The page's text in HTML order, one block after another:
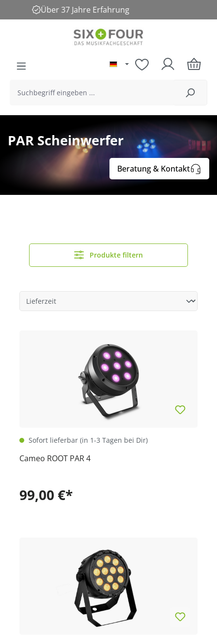
springen 30-Tägiges Widerrufsrecht
PAR Scheinwerfer
Beratung & Kontakt
Produkte filtern
Sofort lieferbar (in 1-3 Tagen bei Dir)
Cameo ROOT PAR 4
99,00 €*